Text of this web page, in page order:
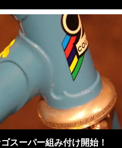
スーパー組み付け開始！